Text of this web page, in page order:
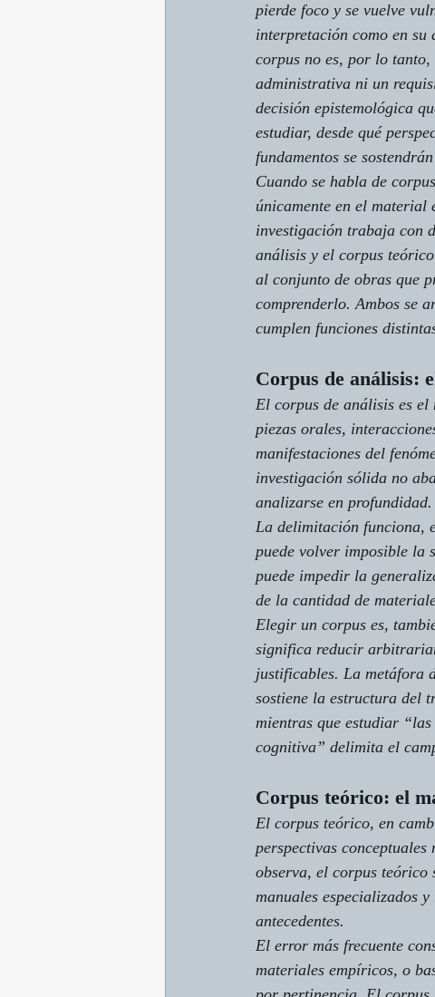
pierde foco y se vuelve
interpretación como en
corpus no es, por lo tanto,
administrativa ni un
decisión epistemológica
estudiar, desde qué
fundamentos se
Cuando se habla de
únicamente en el
investigación trabaja con
análisis y el corpus
al conjunto de obras que
comprenderlo. Ambos se
cumplen funciones
Corpus de análisis:
El corpus de análisis es
piezas orales,
manifestaciones del
investigación sólida no
analizarse en profundidad.
La delimitación funciona,
puede volver imposible la
puede impedir la
de la cantidad de
Elegir un corpus es,
significa reducir
justificables. La metáfora
sostiene la estructura del
mientras que estudiar “las
cognitiva” delimita el
Corpus teórico: el
El corpus teórico, en
perspectivas
observa, el corpus teórico
manuales especializados
antecedentes.
El error más frecuente
materiales empíricos, o